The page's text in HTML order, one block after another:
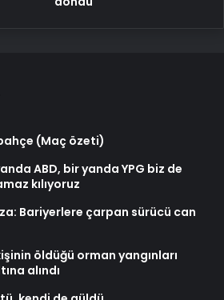
(Maç özeti)
ABD, bir yanda YPG biz de
kılıyoruz
Bariyerlere çarpan sürücü can
öldüğü orman yangınları
alındı